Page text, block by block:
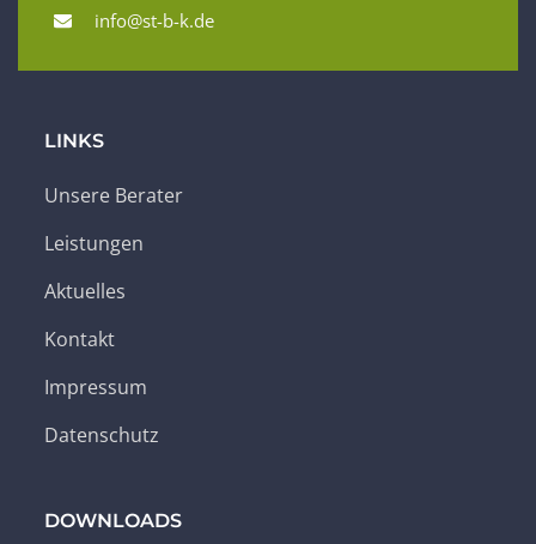
info@st-b-k.de
LINKS
Unsere Berater
Leistungen
Aktuelles
Kontakt
Impressum
Datenschutz
DOWNLOADS